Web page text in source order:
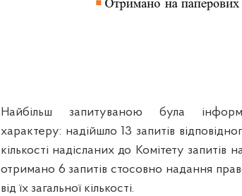
Найбільш запитуваною була
характеру: надійшло 13 запитів
кількості надісланих до Комітету
отримано 6 запитів стосовно надання
від їх загальної кількості.